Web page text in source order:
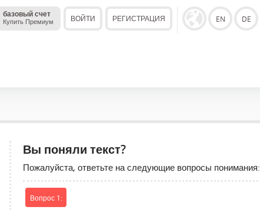
базовый счет
Купить Премиум ВОЙТИ РЕГИСТРАЦИЯ EN DE
Вы поняли текст?
Пожалуйста, ответьте на следующие вопросы понимания:
Вопрос 1: